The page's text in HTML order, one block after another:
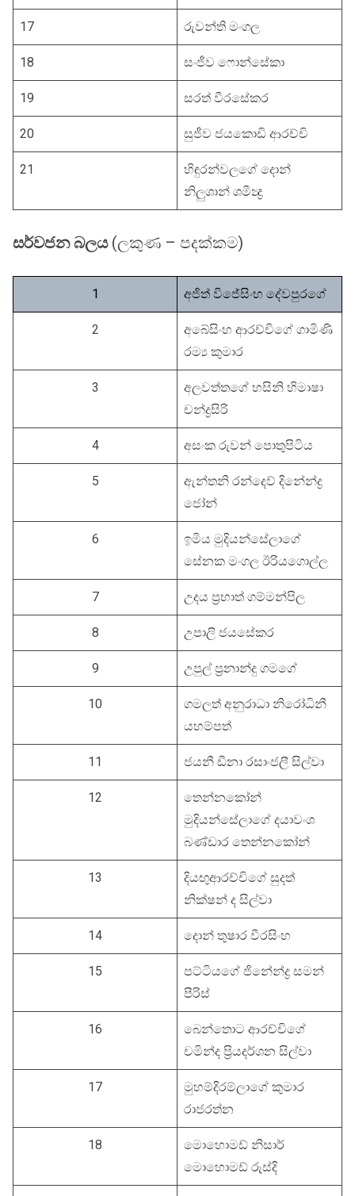
17 රුවන්ති මංගල
18 සංජීව ෆොන්සේකා
19 සරත් වීරසේකර
20 සුජීව ජයකොඩි ආරච්චි
21
හිඳුරන්වලගේ දොන්
නිලුශාන් ශමීන්‍ද්‍ර
සර්වජන බලය(ලකුණ – පදක්කම)
1 අජිත් විජේසිංහ දේවපුරගේ
2
අබේසිංහ ආරච්චිගේ ගාමිණි
රම්‍ය කුමාර
3
අලවත්තගේ හසිනි හිමාෂා
චන්ද්‍රසිරි
4 අසංක රුවන් පොතුපිටිය
5
ඇන්තනි රන්දෙව් දිනේන්ද්‍ර
ජෝන්
6
ඉමිය මුදියන්සේලාගේ
සේනක මංගල ඊරියගොල්ල
7 උදය ප්‍රභාත් ගම්මන්පිල
8 උපාලි ජයසේකර
9 උපුල් ප්‍රනාන්දු ගමගේ
10
ගමලත් අනුරාධා නිරෝධිනී
යහම්පත්
11 ජයනී ඩීනා රසාංජලී සිල්වා
12
තෙන්නකෝන්
මුදියන්සේලාගේ දයාවංශ
බණ්ඩාර තෙන්නකෝන්
13
දියඟුආරච්චිගේ සුදත්
නික්ෂන් ද සිල්වා
14 දොන් තුෂාර වීරසිංහ
15
පට්ටියගේ ජිනේන්ද්‍ර සමන්
පීරිස්
16
‍බෙන්තොට ආරච්චිගේ
චමින්ද ප්‍රියදර්ශන සිල්වා
17
මුහම්දිරම්ලාගේ කුමාර
රාජරත්න
18
මොහොමඩ් නිසාර්
මොහොමඩ් රුස්දි